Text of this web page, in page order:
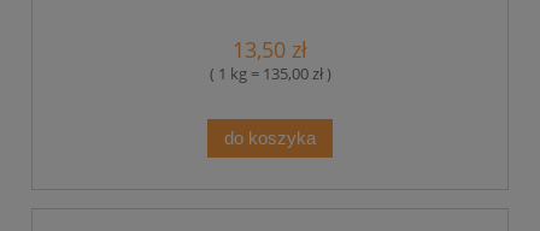
13,50 zł
( 1 kg = 135,00 zł )
do koszyka